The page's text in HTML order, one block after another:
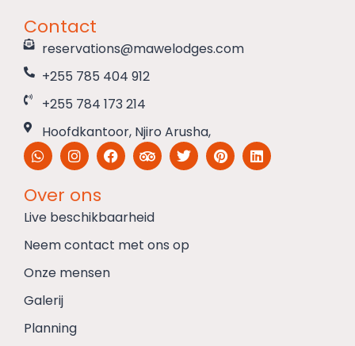
Contact
reservations@mawelodges.com
+255 785 404 912
+255 784 173 214
Hoofdkantoor, Njiro Arusha,
Over ons
Live beschikbaarheid
Neem contact met ons op
Onze mensen
Galerij
Planning